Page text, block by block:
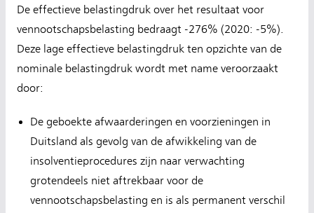
De effectieve belastingdruk over het resultaat voor
vennootschapsbelasting bedraagt -276% (2020: -5%).
Deze lage effectieve belastingdruk ten opzichte van de
nominale belastingdruk wordt met name veroorzaakt
door:
De geboekte afwaarderingen en voorzieningen in
Duitsland als gevolg van de afwikkeling van de
insolventieprocedures zijn naar verwachting
grotendeels niet aftrekbaar voor de
vennootschapsbelasting en is als permanent verschil